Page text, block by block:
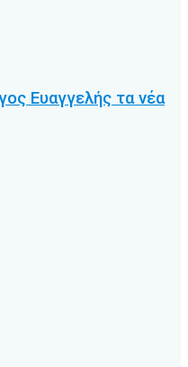
Ευαγγελής τα νέα